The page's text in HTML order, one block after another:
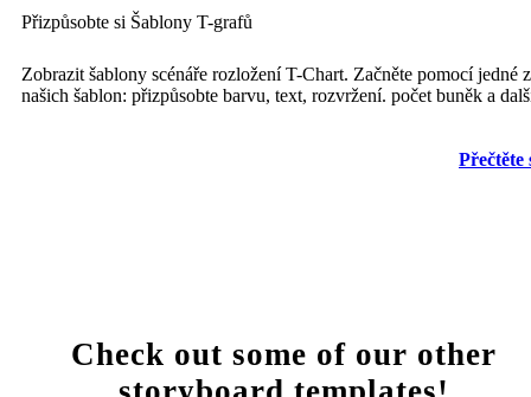
Přizpůsobte si Šablony T-grafů
Zobrazit šablony scénáře rozložení T-Chart. Začněte pomocí jedné z
našich šablon: přizpůsobte barvu, text, rozvržení. počet buněk a
Přečtěte
Check out some of our other